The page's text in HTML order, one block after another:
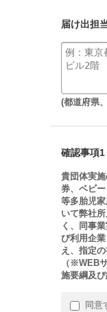
届け出担
(都道府県
確認事項1
貴団体実
券、ベビ
等多胎児
いて弊社
く、同事
び利用企
え、指定
（※WEB
施要綱及び
同意